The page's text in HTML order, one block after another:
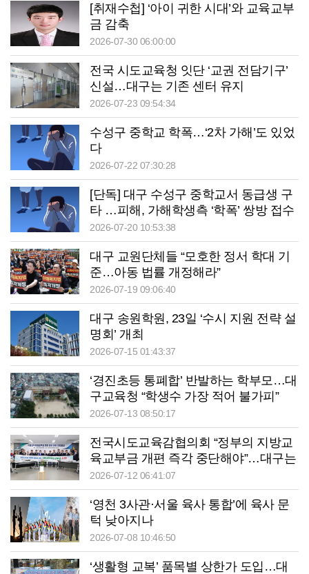
[취재수첩] ‘아이 귀한 시대’와 교육교부
금 감축
2026-07-30 06:00:00
전국 시도교육청 잇단 ‘교권 전담기구’
신설…대구는 기존 센터 유지
2026-07-23 09:54:34
수성구 중학교 학폭…‘2차 가해’도 있었
다
2026-07-22 07:30:28
[단독] 대구 수성구 중학교서 동급생 구
타 …피해, 가해학생측 ‘학폭’ 쌍방 접수
2026-07-20 10:53:38
대구 교원단체들 “모호한 정서 학대 기
준…아동 법률 개정해라”
2026-07-19 09:06:40
대구 송원학원, 23일 ‘수시 지원 전략 설
명회’ 개최
2026-07-15 01:43:37
‘경진초등 통폐합’ 반발하는 학부모…대
구교육청 “학생수 가장 적어 불가피”
2026-07-13 08:50:17
전국시도교육감협의회 “정부의 지방교
육교부금 개편 즉각 중단해야”…대구는
7천억~8천억원 손실 추정
2026-07-12 06:41:07
‘영천 3사관·서울 육사 통합’에 육사 문
턱 낮아지나
2026-07-08 10:46:50
‘생활형 교복’ 품목별 상한가 도입…대